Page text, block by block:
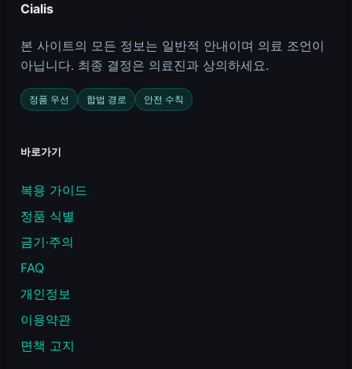
Cialis
본 사이트의 모든 정보는 일반적 안내이며 의료 조언이
아닙니다. 최종 결정은 의료진과 상의하세요.
정품 우선 합법 경로 안전 수칙
바로가기
복용 가이드
정품 식별
금기·주의
FAQ
개인정보
이용약관
면책 고지